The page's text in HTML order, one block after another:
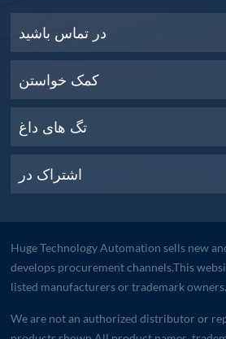
در تماس باشید
کمک خواستن
تگ های داغ
اشتراک در
Huge Technology Automation sells new
develops procurement channels.This
listed manufacturers or trademark owners.
We are not an authorized distributor or